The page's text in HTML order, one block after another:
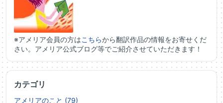
※アメリア会員の方はこちらから翻訳作品の情報をお寄せくだ
さい。アメリア公式ブログ等でご紹介させていただきます！
カテゴリ
アメリアのこと (79)